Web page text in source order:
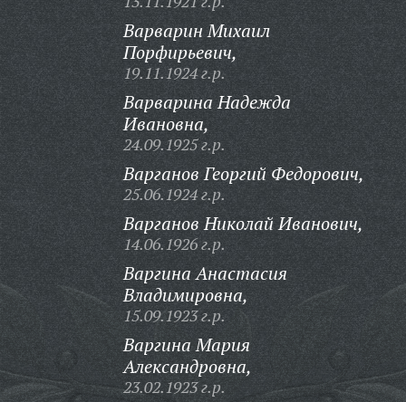
Варварин Михаил
Порфирьевич,
19.11.1924 г.р.
Варварина Надежда
Ивановна,
24.09.1925 г.р.
Варганов Георгий Федорович,
25.06.1924 г.р.
Варганов Николай Иванович,
14.06.1926 г.р.
Варгина Анастасия
Владимировна,
15.09.1923 г.р.
Варгина Мария
Александровна,
23.02.1923 г.р.